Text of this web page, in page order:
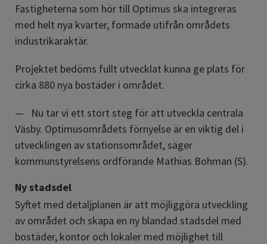
Fastigheterna som hör till Optimus ska integreras
med helt nya kvarter, formade utifrån områdets
industrikaraktär.
Projektet bedöms fullt utvecklat kunna ge plats för
cirka 880 nya bostäder i området.
Nu tar vi ett stort steg för att utveckla centrala
Väsby. Optimusområdets förnyelse är en viktig del i
utvecklingen av stationsområdet, säger
kommunstyrelsens ordförande Mathias Bohman (S).
Ny stadsdel
Syftet med detaljplanen är att möjliggöra utveckling
av området och skapa en ny blandad stadsdel med
bostäder, kontor och lokaler med möjlighet till